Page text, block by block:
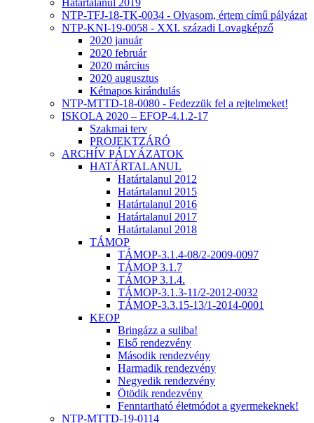
Határtalanul 2019
NTP-TFJ-18-TK-0034 - Olvasom, értem című pályázat
NTP-KNI-19-0058 - XXI. századi Lovagképző
2020 január
2020 február
2020 március
2020 augusztus
Kétnapos kirándulás
NTP-MTTD-18-0080 - Fedezzük fel a rejtelmeket!
ISKOLA 2020 – EFOP-4.1.2-17
Szakmai terv
PROJEKTZÁRÓ
ARCHÍV PÁLYÁZATOK
HATÁRTALANUL
Határtalanul 2012
Határtalanul 2015
Határtalanul 2016
Határtalanul 2017
Határtalanul 2018
TÁMOP
TÁMOP-3.1.4-08/2-2009-0097
TÁMOP 3.1.7
TÁMOP 3.1.4.
TÁMOP-3.1.3-11/2-2012-0032
TÁMOP-3.3.15-13/1-2014-0001
KEOP
Bringázz a suliba!
Első rendezvény
Második rendezvény
Harmadik rendezvény
Negyedik rendezvény
Ötödik rendezvény
Fenntartható életmódot a gyermekeknek!
NTP-MTTD-19-0114